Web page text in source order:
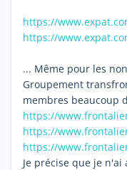
https://
https://
... Même pour les
Groupement
membres beaucoup
https://
https://
https://
Je précise que je